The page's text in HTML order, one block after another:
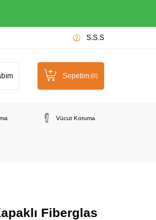
S.S.S
Sepetim(0)
Vücut Koruma
Fiberglas